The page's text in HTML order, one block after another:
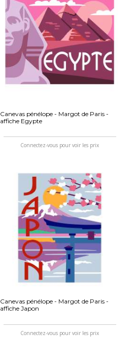
Canevas pénélope - Margot de Paris -
affiche Egypte
Connectez-vous pour voir les prix
Canevas pénélope - Margot de Paris -
affiche Japon
Connectez-vous pour voir les prix